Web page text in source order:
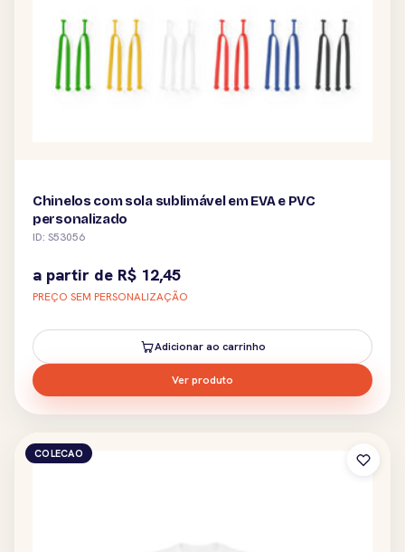
Chinelos com sola sublimável em EVA e PVC
personalizado
ID: S53056
a partir de R$ 12,45
PREÇO SEM PERSONALIZAÇÃO
Adicionar ao carrinho
Ver produto
COLECAO